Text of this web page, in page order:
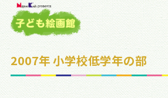
2007年 小学校低学年の部